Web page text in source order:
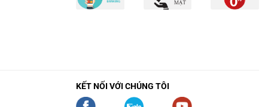
KẾT NỐI VỚI CHÚNG TÔI